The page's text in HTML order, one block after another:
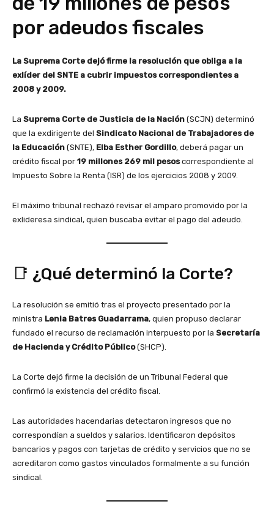
por adeudos fiscales
La Suprema Corte dejó firme la resolución que obliga a la
exlíder del SNTE a cubrir impuestos correspondientes a
2008 y 2009.
La Suprema Corte de Justicia de la Nación (SCJN) determinó
que la exdirigente del Sindicato Nacional de Trabajadores de
la Educación (SNTE), Elba Esther Gordillo, deberá pagar un
crédito fiscal por 19 millones 269 mil pesoscorrespondiente al
Impuesto Sobre la Renta (ISR) de los ejercicios 2008 y 2009.
El máximo tribunal rechazó revisar el amparo promovido por la
exlideresa sindical, quien buscaba evitar el pago del adeudo.
📑 ¿Qué determinó la Corte?
La resolución se emitió tras el proyecto presentado por la
ministra Lenia Batres Guadarrama, quien propuso declarar
fundado el recurso de reclamación interpuesto por la Secretaría
de Hacienda y Crédito Público(SHCP).
La Corte dejó firme la decisión de un Tribunal Federal que
confirmó la existencia del crédito fiscal.
Las autoridades hacendarias detectaron ingresos que no
correspondían a sueldos y salarios. Identificaron depósitos
bancarios y pagos con tarjetas de crédito y servicios que no se
acreditaron como gastos vinculados formalmente a su función
sindical.